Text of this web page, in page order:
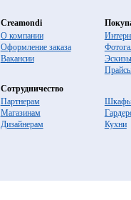
Creamondi
О компании
Оформление заказа
Вакансии
Эскизы
Сотрудничество
Партнерам
Магазинам
Дизайнерам
Кухни